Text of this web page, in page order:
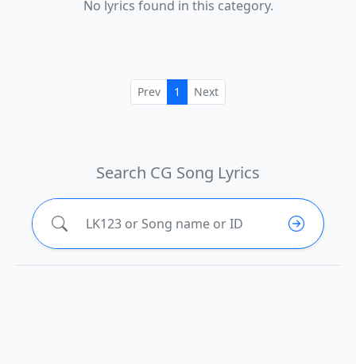
No lyrics found in this category.
Prev 1 Next
Search CG Song Lyrics